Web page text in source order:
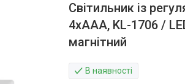
Світильник із
4хААА, KL-1706 /
магнітний
В наявності